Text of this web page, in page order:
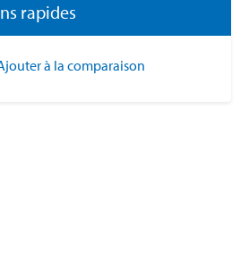
rapides
à la comparaison